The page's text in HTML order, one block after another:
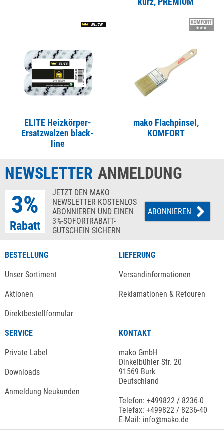
ELITE Heizkörper-
Ersatzwalzen black-
line
mako Flachpinsel,
KOMFORT
NEWSLETTER ANMELDUNG
3%
Rabatt
JETZT DEN MAKO
NEWSLETTER KOSTENLOS
ABONNIEREN UND EINEN
3%-SOFORTRABATT-
GUTSCHEIN SICHERN
ABONNIEREN
BESTELLUNG
Unser Sortiment
Aktionen
Direktbestellformular
LIEFERUNG
Versandinformationen
Reklamationen & Retouren
SERVICE
Private Label
Downloads
Anmeldung Neukunden
KONTAKT
mako GmbH
Dinkelbühler Str. 20
91569 Burk
Deutschland
Telefon: +499822 / 8236-0
Telefax: +499822 / 8236-40
E-Mail: info@mako.de